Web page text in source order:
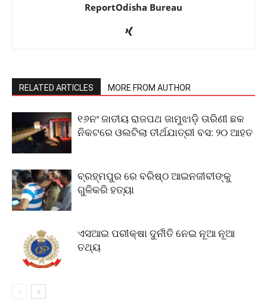
ReportOdisha Bureau
RELATED ARTICLES MORE FROM AUTHOR
୧୬ନଂ ଜାତୀୟ ରାଜପଥ ଜାମୁଝାଡ଼ି ତାରିଣୀ ଛକ
ନିକଟରେ ଓଲଟିଲା ତୀର୍ଥଯାତ୍ରୀ ବସ: ୨୦ ଆହତ
ବ୍ରହ୍ମପୁର ରେ ବରିଷ୍ଠ ଆଇନଜୀବୀଙ୍କୁ
ଗୁଳିକରି ହତ୍ୟା
ଏସଆଇ ପରୀକ୍ଷା ଦୁର୍ନୀତି ନେଇ ନୂଆ ନୂଆ
ତଥ୍ୟ